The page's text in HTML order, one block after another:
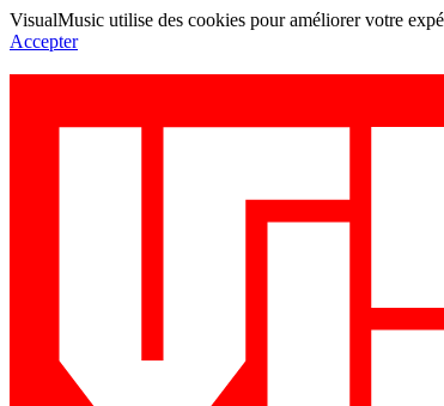
VisualMusic utilise des cookies pour améliorer votre
Accepter